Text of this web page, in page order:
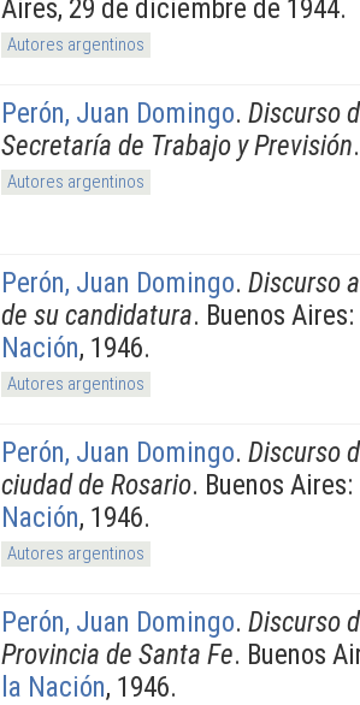
Aires, 29 de diciembre de 1944.
Autores argentinos
Perón, Juan Domingo. Discurso
Secretaría de Trabajo y Previsión
Autores argentinos
Perón, Juan Domingo. Discurso
de su candidatura. Buenos Aires:
Nación, 1946.
Autores argentinos
Perón, Juan Domingo. Discurso
ciudad de Rosario. Buenos Aires:
Nación, 1946.
Autores argentinos
Perón, Juan Domingo. Discurso
Provincia de Santa Fe. Buenos
la Nación, 1946.